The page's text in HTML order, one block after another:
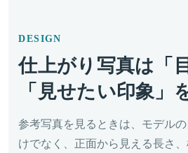
DESIGN
仕上がり写真は「
「見せたい印象」
参考写真を見るときは、モデル
けでなく、正面から見える長さ